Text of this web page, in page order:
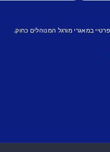
במאגרי מורגל המנוהלים כחוק.